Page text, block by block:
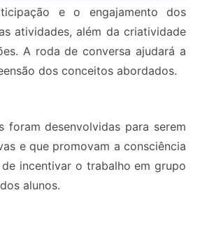
e o engajamento dos
atividades, além da criatividade
A roda de conversa ajudará a
dos conceitos abordados.
foram desenvolvidas para serem
e que promovam a consciência
incentivar o trabalho em grupo
alunos.